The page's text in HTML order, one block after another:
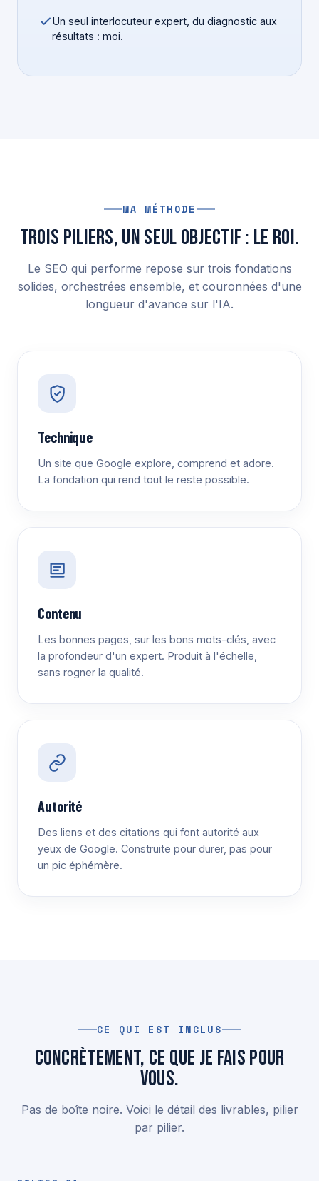
Un seul interlocuteur expert, du diagnostic aux
résultats : moi.
MA MÉTHODE
Trois piliers, un seul objectif : le ROI.
Le SEO qui performe repose sur trois fondations
solides, orchestrées ensemble, et couronnées d'une
longueur d'avance sur l'IA.
Technique
Un site que Google explore, comprend et adore.
La fondation qui rend tout le reste possible.
Contenu
Les bonnes pages, sur les bons mots-clés, avec
la profondeur d'un expert. Produit à l'échelle,
sans rogner la qualité.
Autorité
Des liens et des citations qui font autorité aux
yeux de Google. Construite pour durer, pas pour
un pic éphémère.
CE QUI EST INCLUS
Concrètement, ce que je fais pour
vous.
Pas de boîte noire. Voici le détail des livrables, pilier
par pilier.